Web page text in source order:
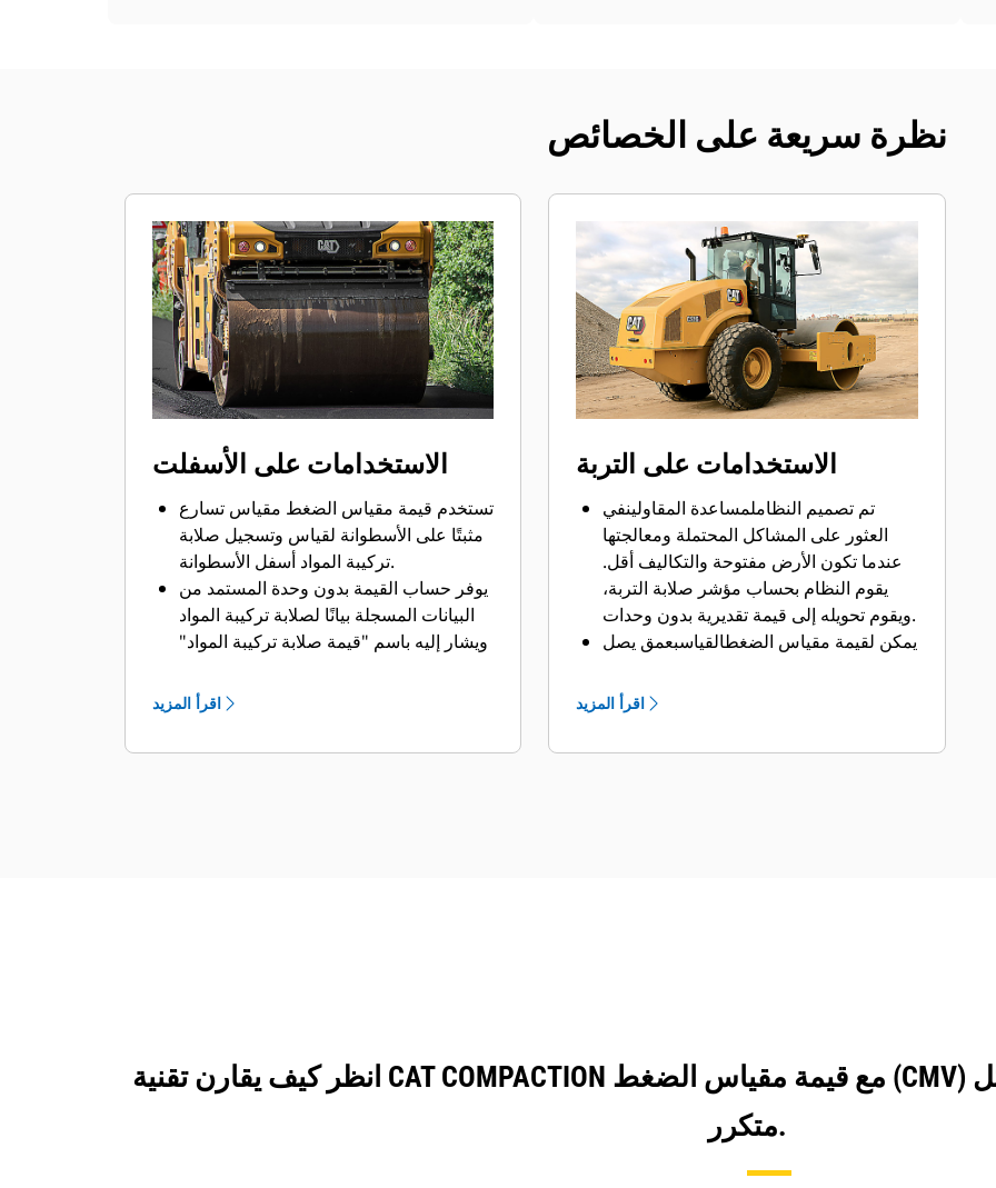
نظرة سريعة على الخصائص
الاستخدامات على الأسفلت
تستخدم قيمة مقياس الضغط مقياس تسارع
مثبتًا على الأسطوانة لقياس وتسجيل صلابة
تركيبة المواد أسفل الأسطوانة.
يوفر حساب القيمة بدون وحدة المستمد من
البيانات المسجلة بيانًا لصلابة تركيبة المواد
ويشار إليه باسم "قيمة صلابة تركيبة المواد"
يتمتع النظام بدقة قابلة للتطوير لتوفير أعلى
مستوى من تحديد المواقع عبر نظام القمر
اقرأ المزيد
الاستخدامات على التربة
تم تصميم النظاملمساعدة المقاولينفي
العثور على المشاكل المحتملة ومعالجتها
عندما تكون الأرض مفتوحة والتكاليف أقل.
يقوم النظام بحساب مؤشر صلابة التربة،
ويقوم تحويله إلى قيمة تقديرية بدون وحدات.
يمكن لقيمة مقياس الضغطالقياسبعمق يصل
اعتمادًا على نوع التربة والرطوبة وعوامل
أخرى ويمكن أن يشير إلى وجود أشياء
مدفونة (صخور، جذوع أشجار، كرات طينية)
اقرأ المزيد
انظر كيف يقارن تقنية CAT COMPACTION مع قيمة مقياس الضغط (CMV) بالمنتجات التي تتم مقارنتها بشكل
متكرر.